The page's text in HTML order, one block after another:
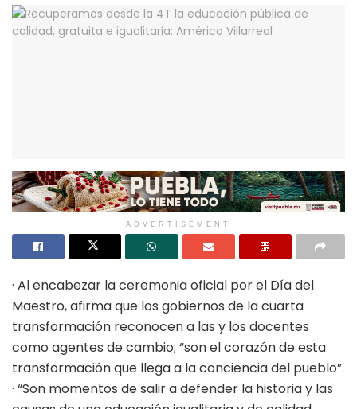
ADVERTISEMENT
· Al encabezar la ceremonia oficial por el Día del
Maestro, afirma que los gobiernos de la cuarta
transformación reconocen a las y los docentes
como agentes de cambio; “son el corazón de esta
transformación que llega a la conciencia del pueblo”.
· “Son momentos de salir a defender la historia y las